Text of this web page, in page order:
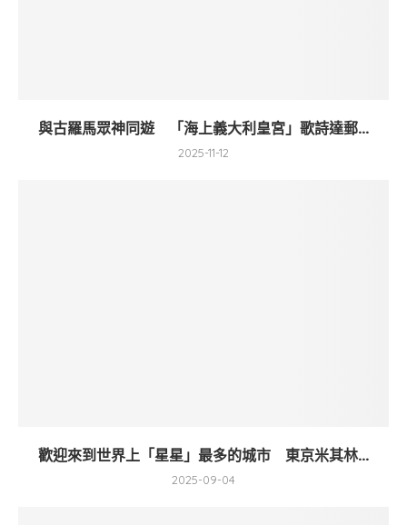
與古羅馬眾神同遊 「海上義大利皇宮」歌詩達郵...
2025-11-12
歡迎來到世界上「星星」最多的城市 東京米其林...
2025-09-04